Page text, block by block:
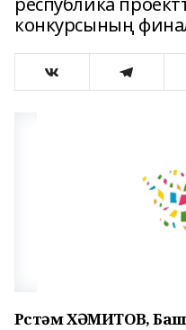
конкурсының
Рөстәм ХӘМИТОВ,